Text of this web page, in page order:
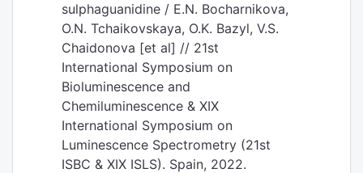
sulphaguanidine / E.N. Bocharnikova,
O.N. Tchaikovskaya, O.K. Bazyl, V.S.
Chaidonova [et al] // 21st
International Symposium on
Bioluminescence and
Chemiluminescence & XIX
International Symposium on
Luminescence Spectrometry (21st
ISBC & XIX ISLS). Spain, 2022.